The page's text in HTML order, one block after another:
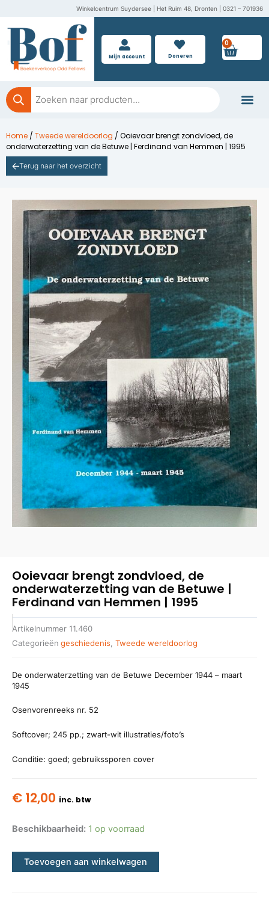
inhoud
Winkelcentrum Suydersee | Het Ruim 48, Dronten | 0321 – 701936
Mijn account Doneren
0
Producten
zoeken
Home / Tweede wereldoorlog / Ooievaar brengt zondvloed, de
onderwaterzetting van de Betuwe | Ferdinand van Hemmen | 1995
Terug naar het overzicht
Ooievaar brengt zondvloed, de
onderwaterzetting van de Betuwe |
Ferdinand van Hemmen | 1995
Artikelnummer 11.460
Categorieën geschiedenis Tweede wereldoorlog
De onderwaterzetting van de Betuwe December 1944 – maart
1945
Osenvorenreeks nr. 52
Softcover; 245 pp.; zwart-wit illustraties/foto’s
Conditie: goed; gebruikssporen cover
€ 12,00 inc. btw
Beschikbaarheid: 1 op voorraad
Toevoegen aan winkelwagen